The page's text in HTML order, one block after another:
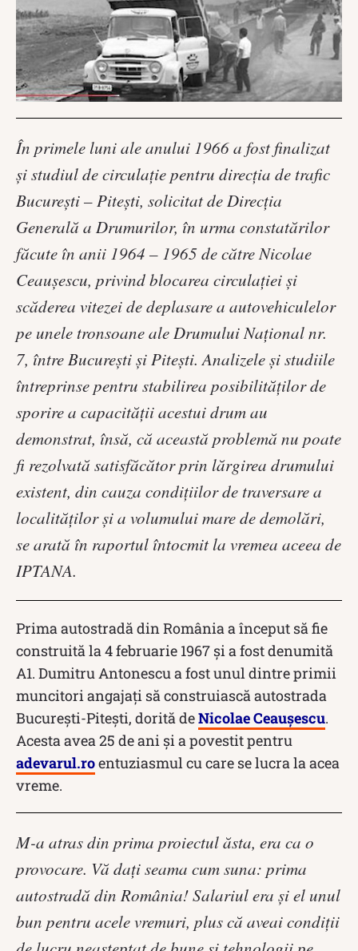
În primele luni ale anului 1966 a fost finalizat
şi studiul de circulaţie pentru direcţia de trafic
Bucureşti – Piteşti, solicitat de Direcţia
Generală a Drumurilor, în urma constatărilor
făcute în anii 1964 – 1965 de către Nicolae
Ceauşescu, privind blocarea circulaţiei şi
scăderea vitezei de deplasare a autovehiculelor
pe unele tronsoane ale Drumului Naţional nr.
7, între Bucureşti şi Piteşti. Analizele şi studiile
întreprinse pentru stabilirea posibilităţilor de
sporire a capacităţii acestui drum au
demonstrat, însă, că această problemă nu poate
fi rezolvată satisfăcător prin lărgirea drumului
existent, din cauza condiţiilor de traversare a
localităţilor şi a volumului mare de demolări,
se arată în raportul întocmit la vremea aceea de
IPTANA.
Prima autostradă din România a început să fie
construită la 4 februarie 1967 și a fost denumită
A1. Dumitru Antonescu a fost unul dintre primii
muncitori angajați să construiască autostrada
București-Pitești, dorită deNicolae Ceaușescu.
Acesta avea 25 de ani și a povestit pentru
adevarul.roentuziasmul cu care se lucra la acea
vreme.
M-a atras din prima proiectul ăsta, era ca o
provocare. Vă daţi seama cum suna: prima
autostradă din România! Salariul era şi el unul
bun pentru acele vremuri, plus că aveai condiţii